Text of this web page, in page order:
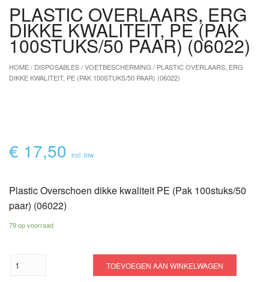
PLASTIC OVERLAARS, ERG
DIKKE KWALITEIT, PE (PAK
100STUKS/50 PAAR) (06022)
HOME/ DISPOSABLES/VOETBESCHERMING / PLASTIC OVERLAARS, ERG
DIKKE KWALITEIT, PE (PAK 100STUKS/50 PAAR) (06022)
€ 17,50 incl. btw
Plastic Overschoen dikke kwaliteit PE (Pak 100stuks/50
paar) (06022)
79 op voorraad
overlaars,
TOEVOEGEN AAN WINKELWAGEN